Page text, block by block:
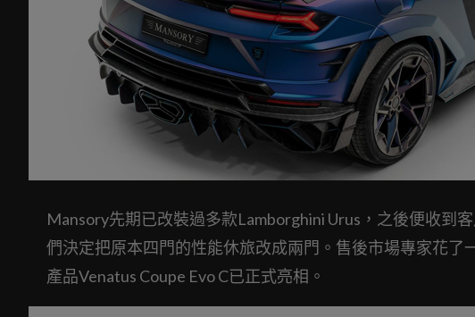
Mansory先期已改裝過多款Lamborghini Urus，之後便收到
們決定把原本四門的性能休旅改成兩門。售後市場專家花
產品Venatus Coupe Evo C已正式亮相。